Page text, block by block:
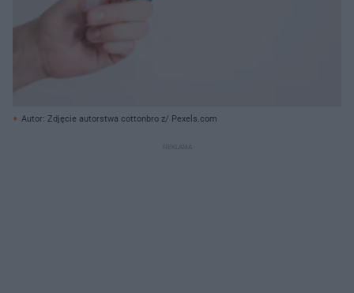
Autor: Zdjęcie autorstwa cottonbro z/ Pexels.com